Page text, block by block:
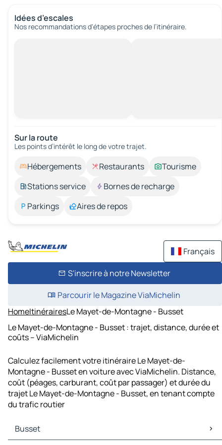
Idées d’escales
Nos recommandations d'étapes proches de l’itinéraire.
Sur la route
Les points d’intérêt le long de votre trajet.
Hébergements Restaurants
Tourisme
Stations service
Bornes de recharge
Parkings
Aires de repos
Français
S'inscrire à notre Newsletter
Parcourir le Magazine ViaMichelin
HomeItinérairesLe Mayet-de-Montagne - Busset
Le Mayet-de-Montagne - Busset : trajet, distance, durée et
coûts – ViaMichelin
Calculez facilement votre itinéraire Le Mayet-de-
Montagne - Busset en voiture avec ViaMichelin. Distance,
coût (péages, carburant, coût par passager) et durée du
trajet Le Mayet-de-Montagne - Busset, en tenant compte
du trafic routier
Busset